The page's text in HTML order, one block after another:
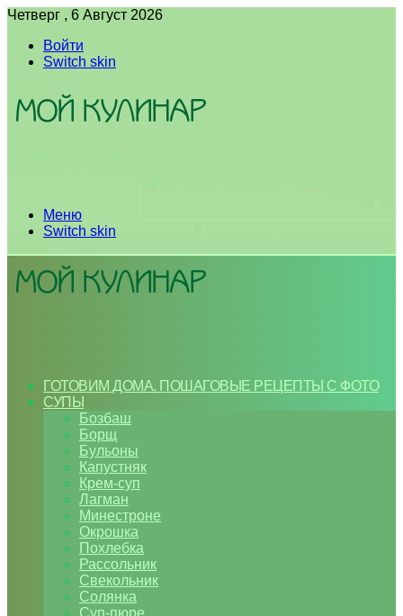
Четверг , 6 Август 2026
Войти
Switch skin
Меню
Switch skin
ГОТОВИМ ДОМА. ПОШАГОВЫЕ РЕЦЕПТЫ С ФОТО
СУПЫ
Бозбаш
Борщ
Бульоны
Капустняк
Крем-суп
Лагман
Минестроне
Окрошка
Похлебка
Рассольник
Свекольник
Солянка
Суп-пюре